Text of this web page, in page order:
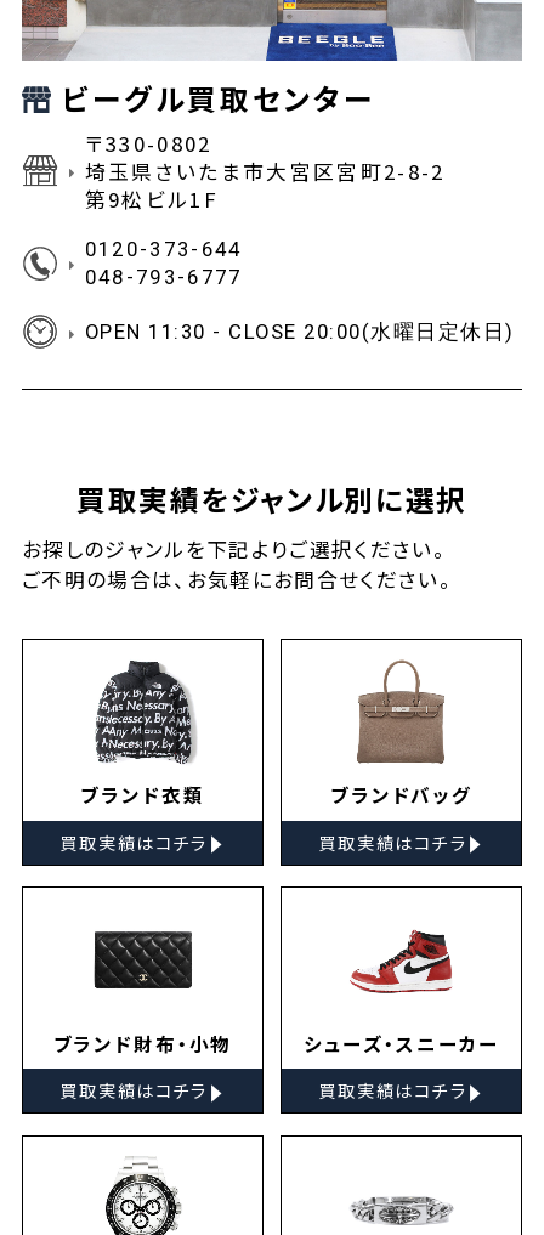
ビーグル買取センター
〒330-0802
埼玉県さいたま市大宮区宮町2-8-2
第9松ビル1F
0120-373-644
048-793-6777
OPEN 11:30 - CLOSE 20:00(水曜日定休日)
買取実績をジャンル別に選択
お探しのジャンルを下記よりご選択ください。
ご不明の場合は、お気軽にお問合せください。
ブランド衣類
買取実績はコチラ ▸
ブランドバッグ
買取実績はコチラ ▸
ブランド財布・小物
買取実績はコチラ ▸
シューズ・スニーカー
買取実績はコチラ ▸